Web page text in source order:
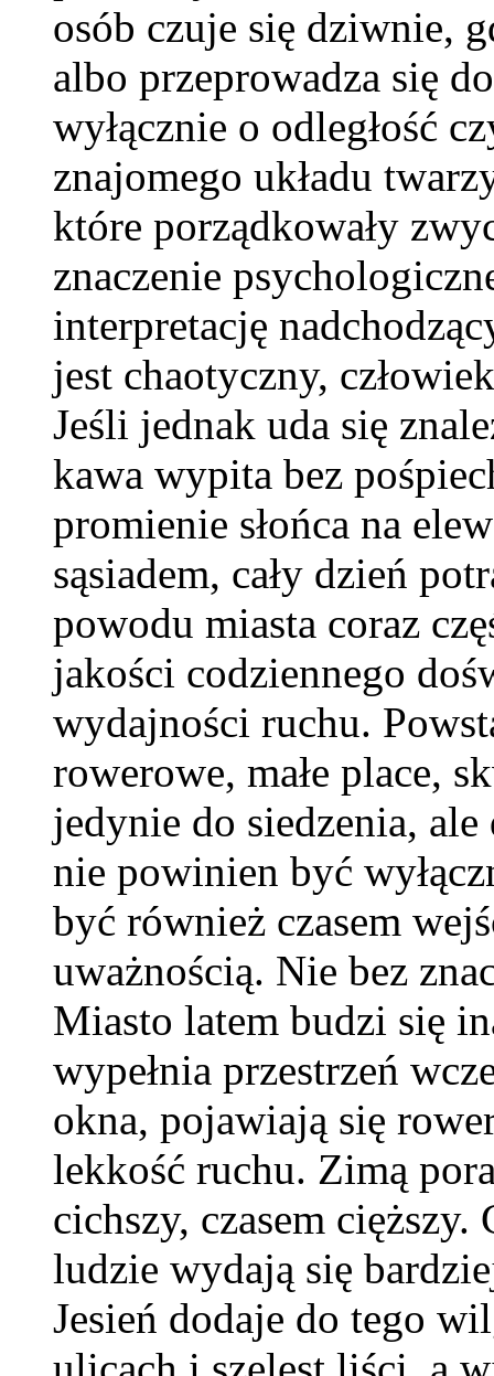
osób czuje się dziwnie,
albo przeprowadza się
wyłącznie o odległość
znajomego układu
które porządkowały
znaczenie
interpretację
jest chaotyczny,
Jeśli jednak uda się
kawa wypita bez
promienie słońca na
sąsiadem, cały dzień
powodu miasta coraz
jakości codziennego
wydajności ruchu.
rowerowe, małe place,
jedynie do siedzenia, ale
nie powinien być
być również czasem
uważnością. Nie bez
Miasto latem budzi się
wypełnia przestrzeń
okna, pojawiają się
lekkość ruchu. Zimą
cichszy, czasem
ludzie wydają się
Jesień dodaje do tego